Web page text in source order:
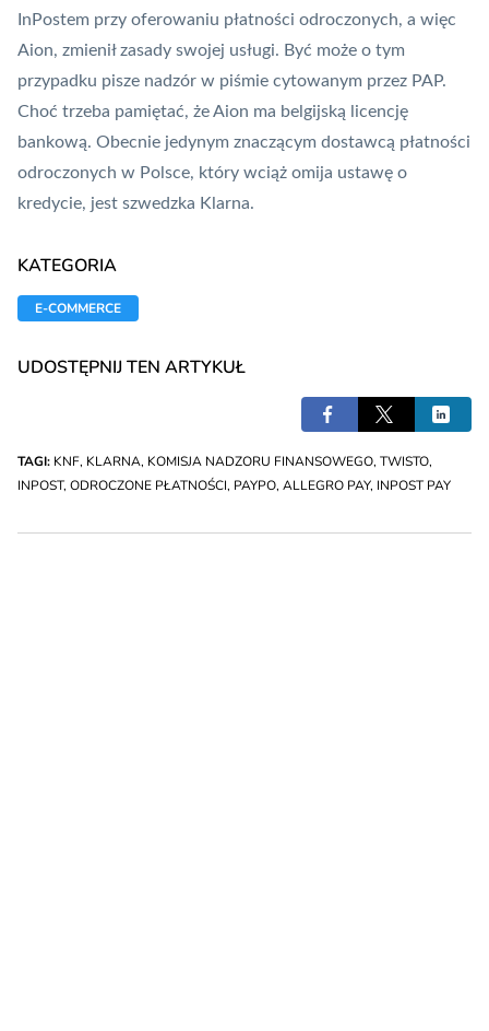
InPostem przy oferowaniu płatności odroczonych, a więc
Aion, zmienił zasady swojej usługi. Być może o tym
przypadku pisze nadzór w piśmie cytowanym przez PAP.
Choć trzeba pamiętać, że Aion ma belgijską licencję
bankową. Obecnie jedynym znaczącym dostawcą płatności
odroczonych w Polsce, który wciąż omija ustawę o
kredycie, jest szwedzka Klarna.
KATEGORIA
E-COMMERCE
UDOSTĘPNIJ TEN ARTYKUŁ
TAGI: KNF, KLARNA, KOMISJA NADZORU FINANSOWEGO, TWISTO,
INPOST, ODROCZONE PŁATNOŚCI, PAYPO, ALLEGRO PAY, INPOST PAY